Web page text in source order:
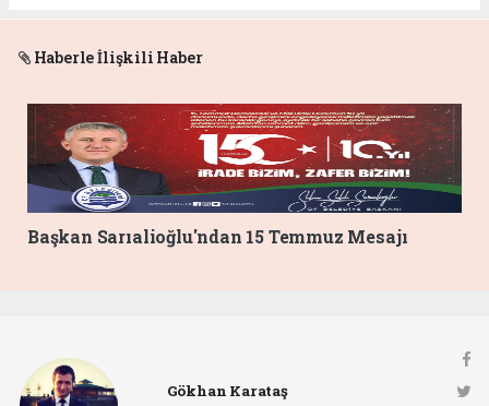
Haberle İlişkili Haber
Başkan Sarıalioğlu'ndan 15 Temmuz Mesajı
Gökhan Karataş